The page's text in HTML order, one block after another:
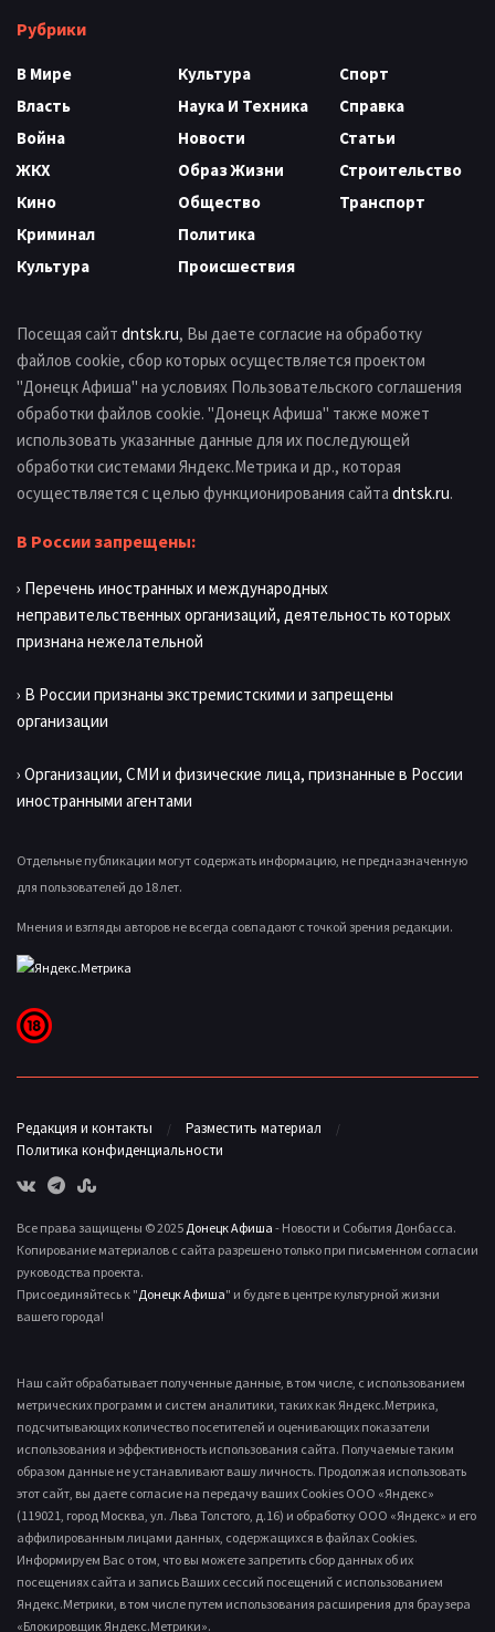
Рубрики
В Мире
Власть
Война
ЖКХ
Кино
Криминал
Культура
Культура
Наука И Техника
Новости
Образ Жизни
Общество
Политика
Происшествия
Спорт
Справка
Статьи
Строительство
Транспорт
Посещая сайт dntsk.ru, Вы даете согласие на обработку
файлов cookie, сбор которых осуществляется проектом
"Донецк Афиша" на условиях Пользовательского соглашения
обработки файлов cookie. "Донецк Афиша" также может
использовать указанные данные для их последующей
обработки системами Яндекс.Метрика и др., которая
осуществляется с целью функционирования сайта dntsk.ru.
В России запрещены:
› Перечень иностранных и международных
неправительственных организаций, деятельность которых
признана нежелательной
› В России признаны экстремистскими и запрещены
организации
› Организации, СМИ и физические лица, признанные в России
иностранными агентами
Отдельные публикации могут содержать информацию, не предназначенную
для пользователей до 18 лет.
Мнения и взгляды авторов не всегда совпадают с точкой зрения редакции.
Редакция и контакты
Разместить материал
Политика конфиденциальности
Все права защищены © 2025 Донецк Афиша - Новости и События Донбасса.
Копирование материалов с сайта разрешено только при письменном согласии
руководства проекта.
Присоединяйтесь к "Донецк Афиша" и будьте в центре культурной жизни
вашего города!
Наш сайт обрабатывает полученные данные, в том числе, с использованием
метрических программ и систем аналитики, таких как Яндекс.Метрика,
подсчитывающих количество посетителей и оценивающих показатели
использования и эффективность использования сайта. Получаемые таким
образом данные не устанавливают вашу личность. Продолжая использовать
этот сайт, вы даете согласие на передачу ваших Cookies ООО «Яндекс»
(119021, город Москва, ул. Льва Толстого, д.16) и обработку ООО «Яндекс» и его
аффилированным лицами данных, содержащихся в файлах Cookies.
Информируем Вас о том, что вы можете запретить сбор данных об их
посещениях сайта и запись Ваших сессий посещений с использованием
Яндекс.Метрики, в том числе путем использования расширения для браузера
«Блокировщик Яндекс.Метрики».